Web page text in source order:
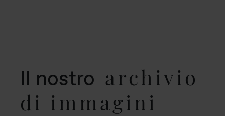
Il nostro archivio
di immagini